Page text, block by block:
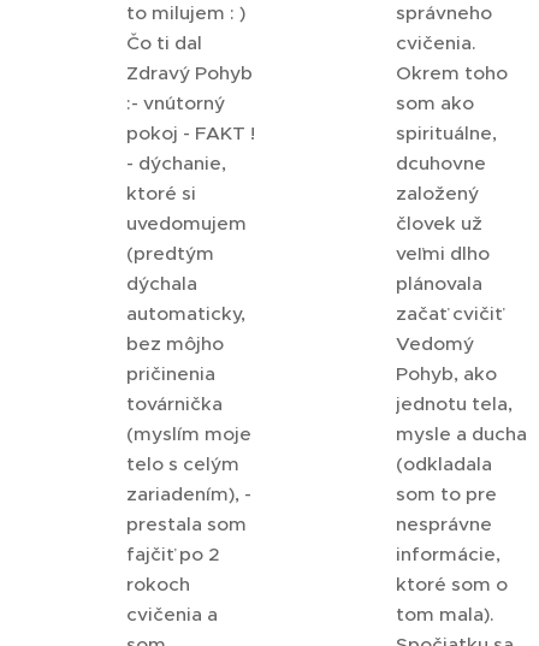
to milujem : )
Čo ti dal
Zdravý Pohyb
:- vnútorný
pokoj - FAKT !
- dýchanie,
ktoré si
uvedomujem
(predtým
dýchala
automaticky,
bez môjho
pričinenia
továrnička
(myslím moje
telo s celým
zariadením), -
prestala som
fajčiť po 2
rokoch
cvičenia a
správneho
cvičenia.
Okrem toho
som ako
spirituálne,
dcuhovne
založený
človek už
veľmi dlho
plánovala
začať cvičiť
Vedomý
Pohyb, ako
jednotu tela,
mysle a ducha
(odkladala
som to pre
nesprávne
informácie,
ktoré som o
tom mala).